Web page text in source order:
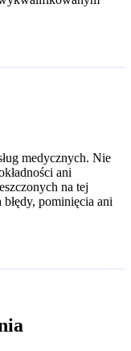
medycznych. Nie
ani
na tej
pominięcia ani